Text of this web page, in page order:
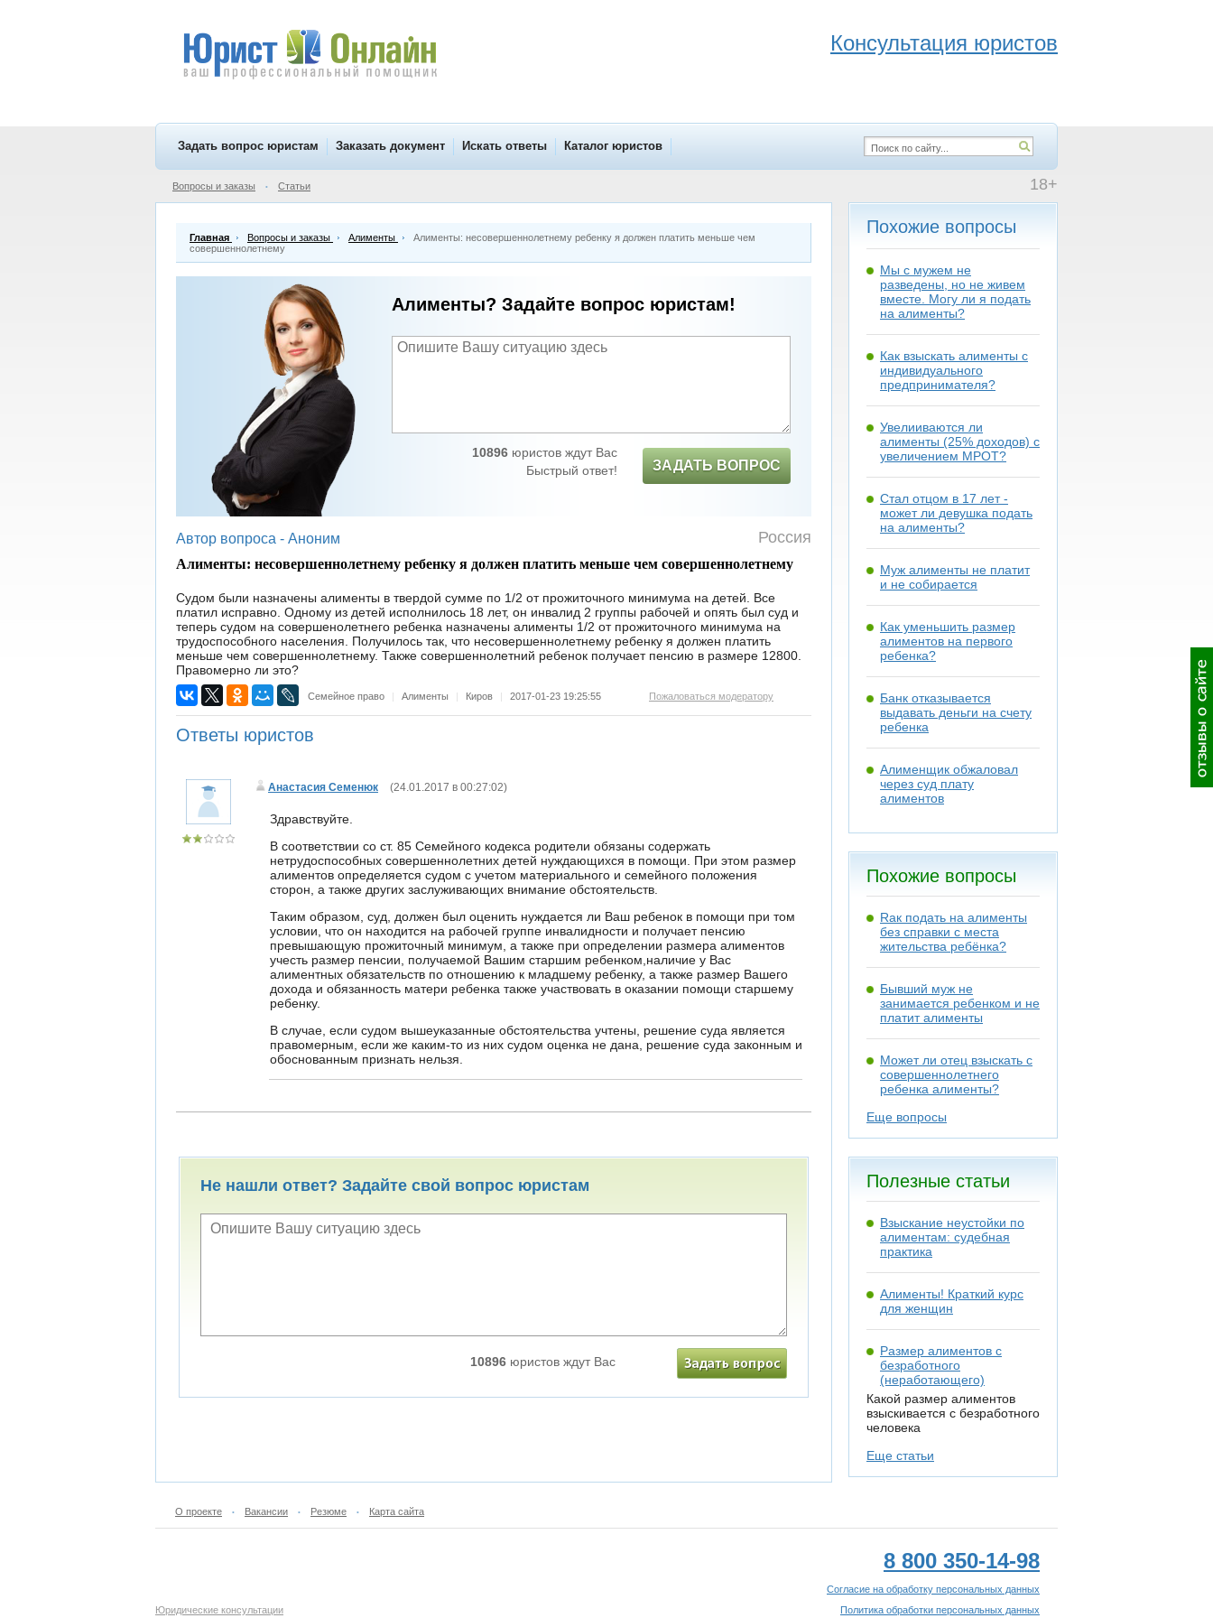
Консультация юристов
Задать вопрос юристам Заказать документ Искать ответы Каталог юристов
18+
Вопросы и заказы • Статьи
Главная Вопросы и заказы Алименты
Алименты: несовершеннолетнему ребенку я должен платить меньше чем
совершеннолетнему
Алименты? Задайте вопрос юристам!
10896юристов ждут Вас
Быстрый ответ!
ЗАДАТЬ ВОПРОС
Автор вопроса - Аноним Россия
Алименты: несовершеннолетнему ребенку я должен платить меньше чем совершеннолетнему
Судом были назначены алименты в твердой сумме по 1/2 от прожиточного минимума на детей. Все
платил исправно. Одному из детей исполнилось 18 лет, он инвалид 2 группы рабочей и опять был суд и
теперь судом на совершенолетнего ребенка назначены алименты 1/2 от прожиточного минимума на
трудоспособного населения. Получилось так, что несовершеннолетнему ребенку я должен платить
меньше чем совершеннолетнему. Также совершеннолетний ребенок получает пенсию в размере 12800.
Правомерно ли это?
Семейное право | Алименты | Киров | 2017-01-23 19:25:55 Пожаловаться модератору
Ответы юристов
Анастасия Семенюк (24.01.2017 в 00:27:02)
Здравствуйте.
В соответствии со ст. 85 Семейного кодекса родители обязаны содержать
нетрудоспособных совершеннолетних детей нуждающихся в помощи. При этом размер
алиментов определяется судом с учетом материального и семейного положения
сторон, а также других заслуживающих внимание обстоятельств.
Таким образом, суд, должен был оценить нуждается ли Ваш ребенок в помощи при том
условии, что он находится на рабочей группе инвалидности и получает пенсию
превышающую прожиточный минимум, а также при определении размера алиментов
учесть размер пенсии, получаемой Вашим старшим ребенком,наличие у Вас
алиментных обязательств по отношению к младшему ребенку, а также размер Вашего
дохода и обязанность матери ребенка также участвовать в оказании помощи старшему
ребенку.
В случае, если судом вышеуказанные обстоятельства учтены, решение суда является
правомерным, если же каким-то из них судом оценка не дана, решение суда законным и
обоснованным признать нельзя.
Не нашли ответ? Задайте свой вопрос юристам
10896 юристов ждут Вас
Похожие вопросы
Мы с мужем не
разведены, но не живем
вместе. Могу ли я подать
на алименты?
Как взыскать алименты с
индивидуального
предпринимателя?
Увелииваются ли
алименты (25% доходов) с
увеличением МРОТ?
Стал отцом в 17 лет -
может ли девушка подать
на алименты?
Муж алименты не платит
и не собирается
Как уменьшить размер
алиментов на первого
ребенка?
Банк отказывается
выдавать деньги на счету
ребенка
Алименщик обжаловал
через суд плату
алиментов
Похожие вопросы
Rак подать на алименты
без справки с места
жительства ребёнка?
Бывший муж не
занимается ребенком и не
платит алименты
Может ли отец взыскать с
совершеннолетнего
ребенка алименты?
Еще вопросы
Полезные статьи
Взыскание неустойки по
алиментам: судебная
практика
Алименты! Краткий курс
для женщин
Размер алиментов с
безработного
(неработающего)
Какой размер алиментов
взыскивается с безработного
человека
Еще статьи
О проекте • Вакансии • Резюме • Карта сайта
Юридические консультации
8 800 350-14-98
Согласие на обработку персональных данных
Политика обработки персональных данных